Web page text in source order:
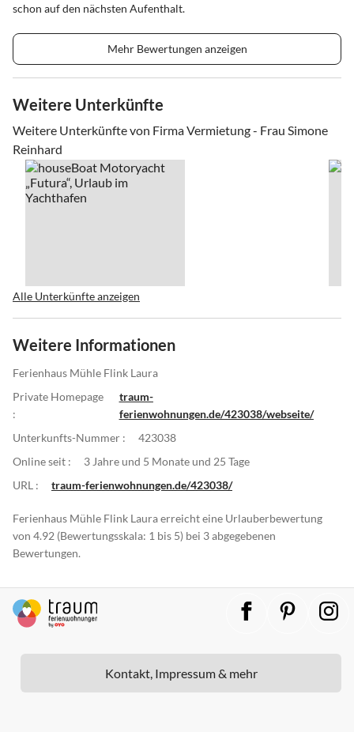
schon auf den nächsten Aufenthalt.
Mehr Bewertungen anzeigen
Weitere Unterkünfte
Weitere Unterkünfte von Firma Vermietung - Frau Simone
Reinhard
Alle Unterkünfte anzeigen
Weitere Informationen
Ferienhaus Mühle Flink Laura
Private Homepage
:
traum-
ferienwohnungen.de/423038/webseite/
Unterkunfts-Nummer :
423038
Online seit :
3 Jahre und 5 Monate und 25 Tage
URL :
traum-ferienwohnungen.de/423038/
Ferienhaus Mühle Flink Laura erreicht eine Urlauberbewertung
von 4.92 (Bewertungsskala: 1 bis 5) bei 3 abgegebenen
Bewertungen.
Kontakt, Impressum & mehr